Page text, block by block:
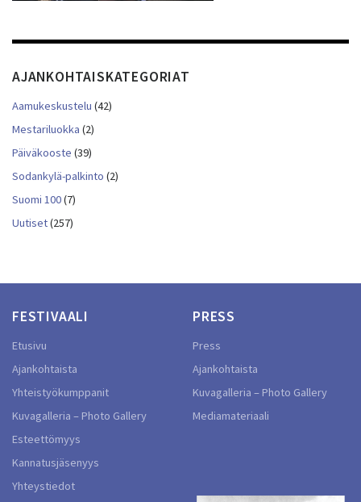
AJANKOHTAISKATEGORIAT
Aamukeskustelu (42)
Mestariluokka (2)
Päiväkooste (39)
Sodankylä-palkinto (2)
Suomi 100(7)
Uutiset(257)
FESTIVAALI
Etusivu
Ajankohtaista
Yhteistyökumppanit
Kuvagalleria – Photo Gallery
Esteettömyys
Kannatusjäsenyys
Yhteystiedot
PRESS
Press
Ajankohtaista
Kuvagalleria – Photo Gallery
Mediamateriaali